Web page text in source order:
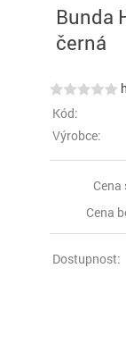
Bunda
černá
Kód:
Výrobce:
Cena
Cena
Dostupnost: